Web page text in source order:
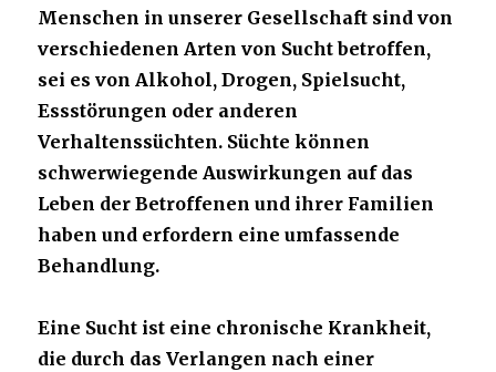
Menschen in unserer Gesellschaft sind von
verschiedenen Arten von Sucht betroffen,
sei es von Alkohol, Drogen, Spielsucht,
Essstörungen oder anderen
Verhaltenssüchten. Süchte können
schwerwiegende Auswirkungen auf das
Leben der Betroffenen und ihrer Familien
haben und erfordern eine umfassende
Behandlung.
Eine Sucht ist eine chronische Krankheit,
die durch das Verlangen nach einer